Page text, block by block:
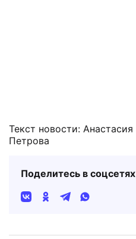
Текст новости: Анастасия
Петрова
Поделитесь в соцсетях